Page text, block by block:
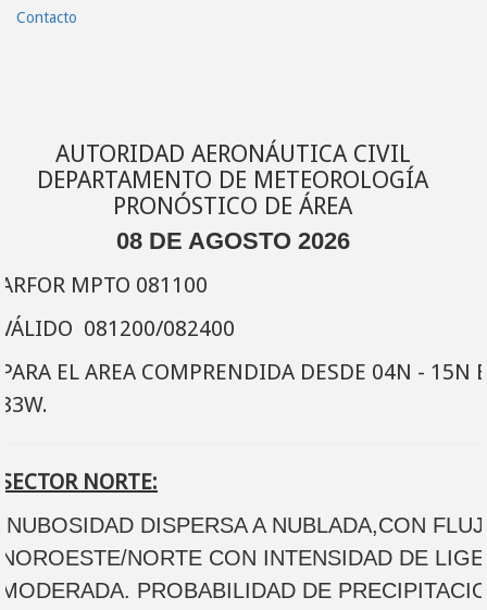
Contacto
AUTORIDAD AERONÁUTICA CIVIL
DEPARTAMENTO DE METEOROLOGÍA
PRONÓSTICO DE ÁREA
08 DE AGOSTO 2026
ARFOR MPTO 081100
VÁLIDO 081200/082400
PARA EL AREA COMPRENDIDA DESDE 04N - 15N
83W.
SECTOR NORTE:
NUBOSIDAD DISPERSA A NUBLADA,CON
NOROESTE/NORTE CON INTENSIDAD DE
MODERADA. PROBABILIDAD DE